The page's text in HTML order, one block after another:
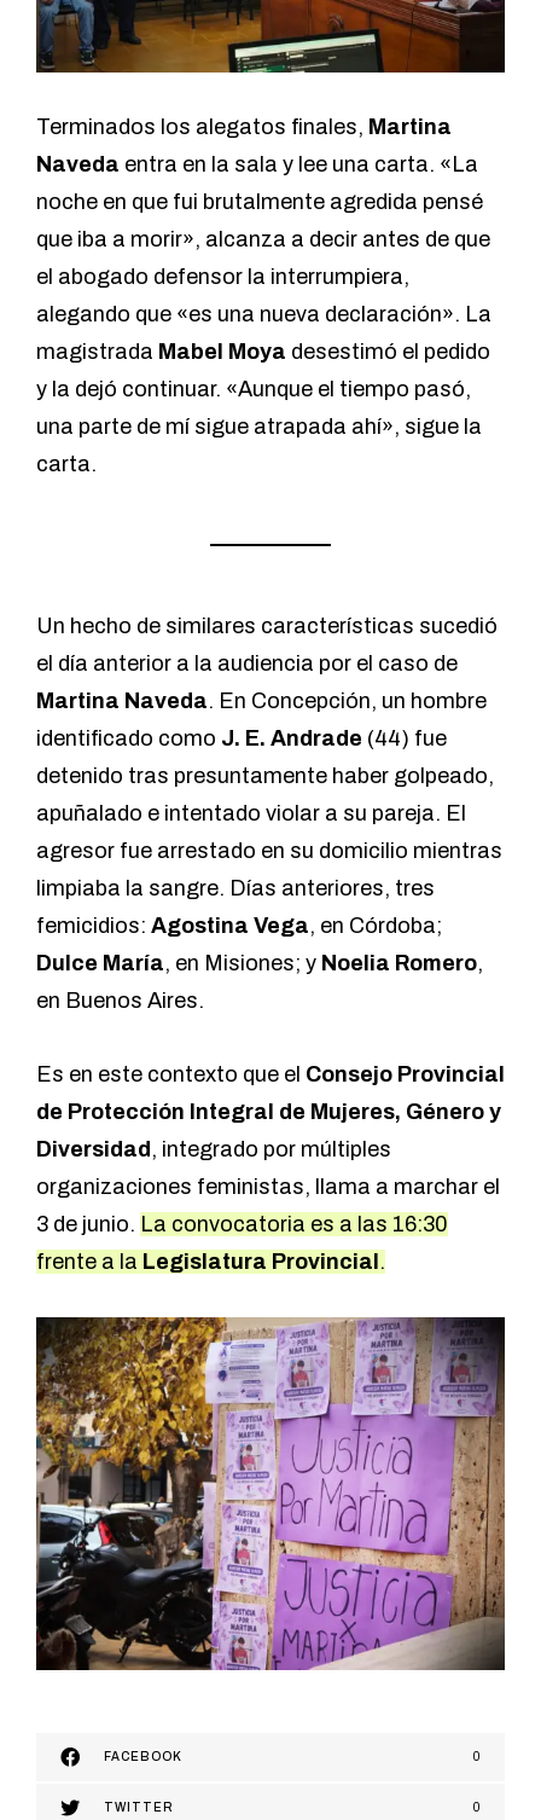
Terminados los alegatos finales, Martina
Naveda entra en la sala y lee una carta. «La
noche en que fui brutalmente agredida pensé
que iba a morir», alcanza a decir antes de que
el abogado defensor la interrumpiera,
alegando que «es una nueva declaración». La
magistrada Mabel Moya desestimó el pedido
y la dejó continuar. «Aunque el tiempo pasó,
una parte de mí sigue atrapada ahí», sigue la
carta.
Un hecho de similares características sucedió
el día anterior a la audiencia por el caso de
Martina Naveda. En Concepción, un hombre
identificado como J. E. Andrade (44) fue
detenido tras presuntamente haber golpeado,
apuñalado e intentado violar a su pareja. El
agresor fue arrestado en su domicilio mientras
limpiaba la sangre. Días anteriores, tres
femicidios: Agostina Vega, en Córdoba;
Dulce María, en Misiones; y Noelia Romero,
en Buenos Aires.
Es en este contexto que el Consejo Provincial
de Protección Integral de Mujeres, Género y
Diversidad , integrado por múltiples
organizaciones feministas, llama a marchar el
3 de junio. La convocatoria es a las 16:30
frente a la Legislatura Provincial .
FACEBOOK 0
TWITTER 0